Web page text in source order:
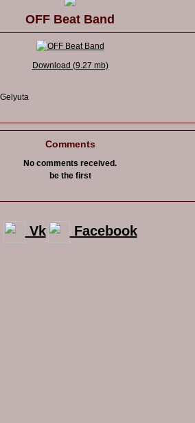
OFF Beat Band
Download (9.27 mb)
Gelyuta
Comments
No comments received.
be the first
Vk Facebook